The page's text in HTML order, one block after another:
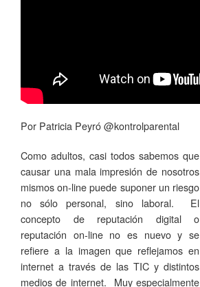
Por Patricia Peyró @kontrolparental
Como adultos, casi todos sabemos que
causar una mala impresión de nosotros
mismos on-line puede suponer un riesgo
no sólo personal, sino laboral. El
concepto de reputación digital o
reputación on-line no es nuevo y se
refiere a la imagen que reflejamos en
internet a través de las TIC y distintos
medios de internet. Muy especialmente